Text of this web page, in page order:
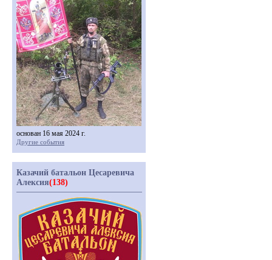
основан 16 мая 2024 г.
Другие события
Казачий батальон Цесаревича
Алексия(138)